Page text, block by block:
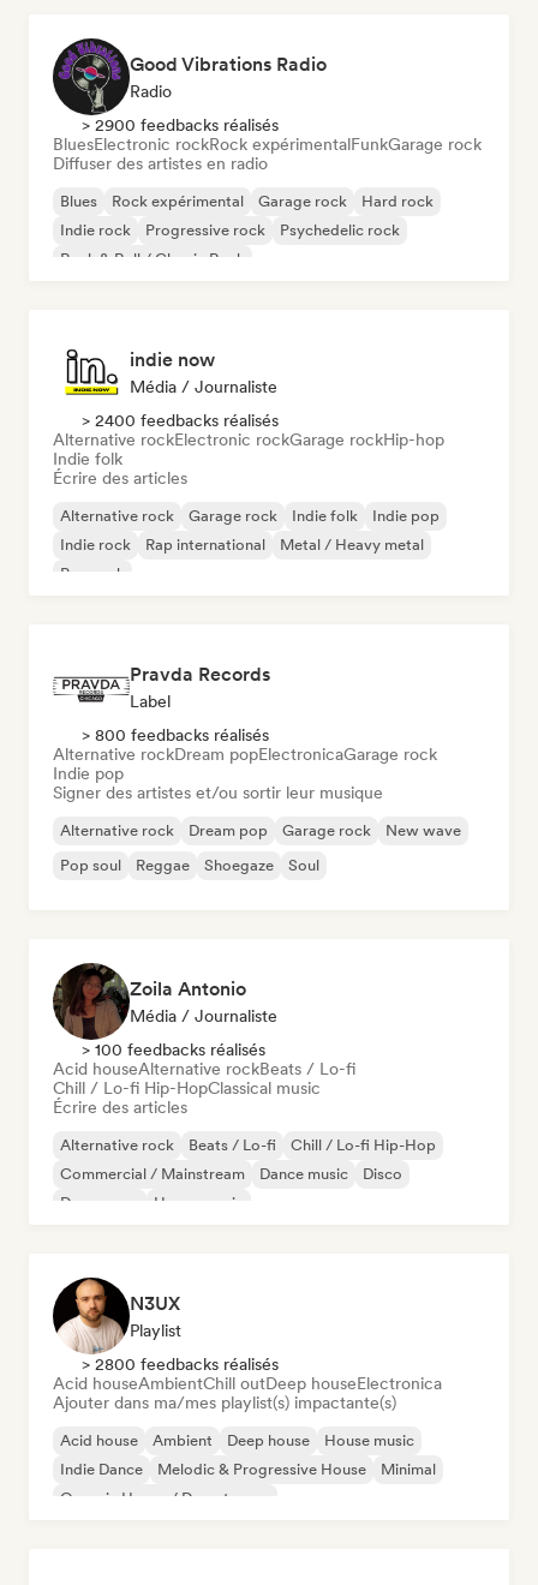
Good Vibrations Radio
Radio
> 2900 feedbacks réalisés
BluesElectronic rockRock expérimentalFunkGarage rock
Diffuser des artistes en radio
Blues Rock expérimental Garage rock
Hard rock
Indie rock
Progressive rock
Psychedelic rock
Rock & Roll / Classic Rock
indie now
Média / Journaliste
> 2400 feedbacks réalisés
Alternative rockElectronic rockGarage rockHip-hop
Indie folk
Écrire des articles
Alternative rock Garage rock Indie folk
Indie pop
Indie rock
Rap international
Metal / Heavy metal
Pop rock
Pravda Records
Label
> 800 feedbacks réalisés
Alternative rockDream popElectronicaGarage rock
Indie pop
Signer des artistes et/ou sortir leur musique
Alternative rock Dream pop Garage rock
New wave
Pop soul
Reggae Shoegaze Soul
Zoila Antonio
Média / Journaliste
> 100 feedbacks réalisés
Acid houseAlternative rockBeats / Lo-fi
Chill / Lo-fi Hip-HopClassical music
Écrire des articles
Alternative rock Beats / Lo-fi
Chill / Lo-fi Hip-Hop
Commercial / Mainstream
Dance music
Disco
Dream pop
House music
N3UX
Playlist
> 2800 feedbacks réalisés
Acid houseAmbientChill outDeep houseElectronica
Ajouter dans ma/mes playlist(s) impactante(s)
Acid house Ambient Deep house
House music
Indie Dance
Melodic & Progressive House
Minimal
Organic House / Downtempo